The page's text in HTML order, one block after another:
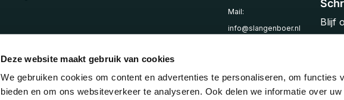
Deze website maakt gebruik van cookies
We gebruiken cookies om content en advertenties te personaliseren, om functies
bieden en om ons websiteverkeer te analyseren. Ook delen we informatie over
Blijf
Mail:
info@slangenboer.nl